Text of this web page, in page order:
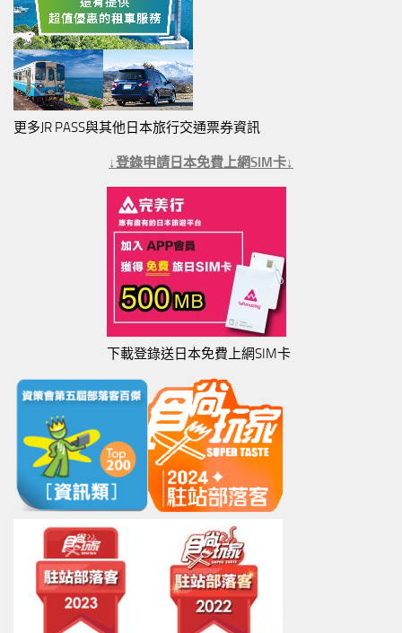
更多JR PASS與其他日本旅行交通票券資訊
↓登錄申請日本免費上網SIM卡↓
下載登錄送日本免費上網SIM卡